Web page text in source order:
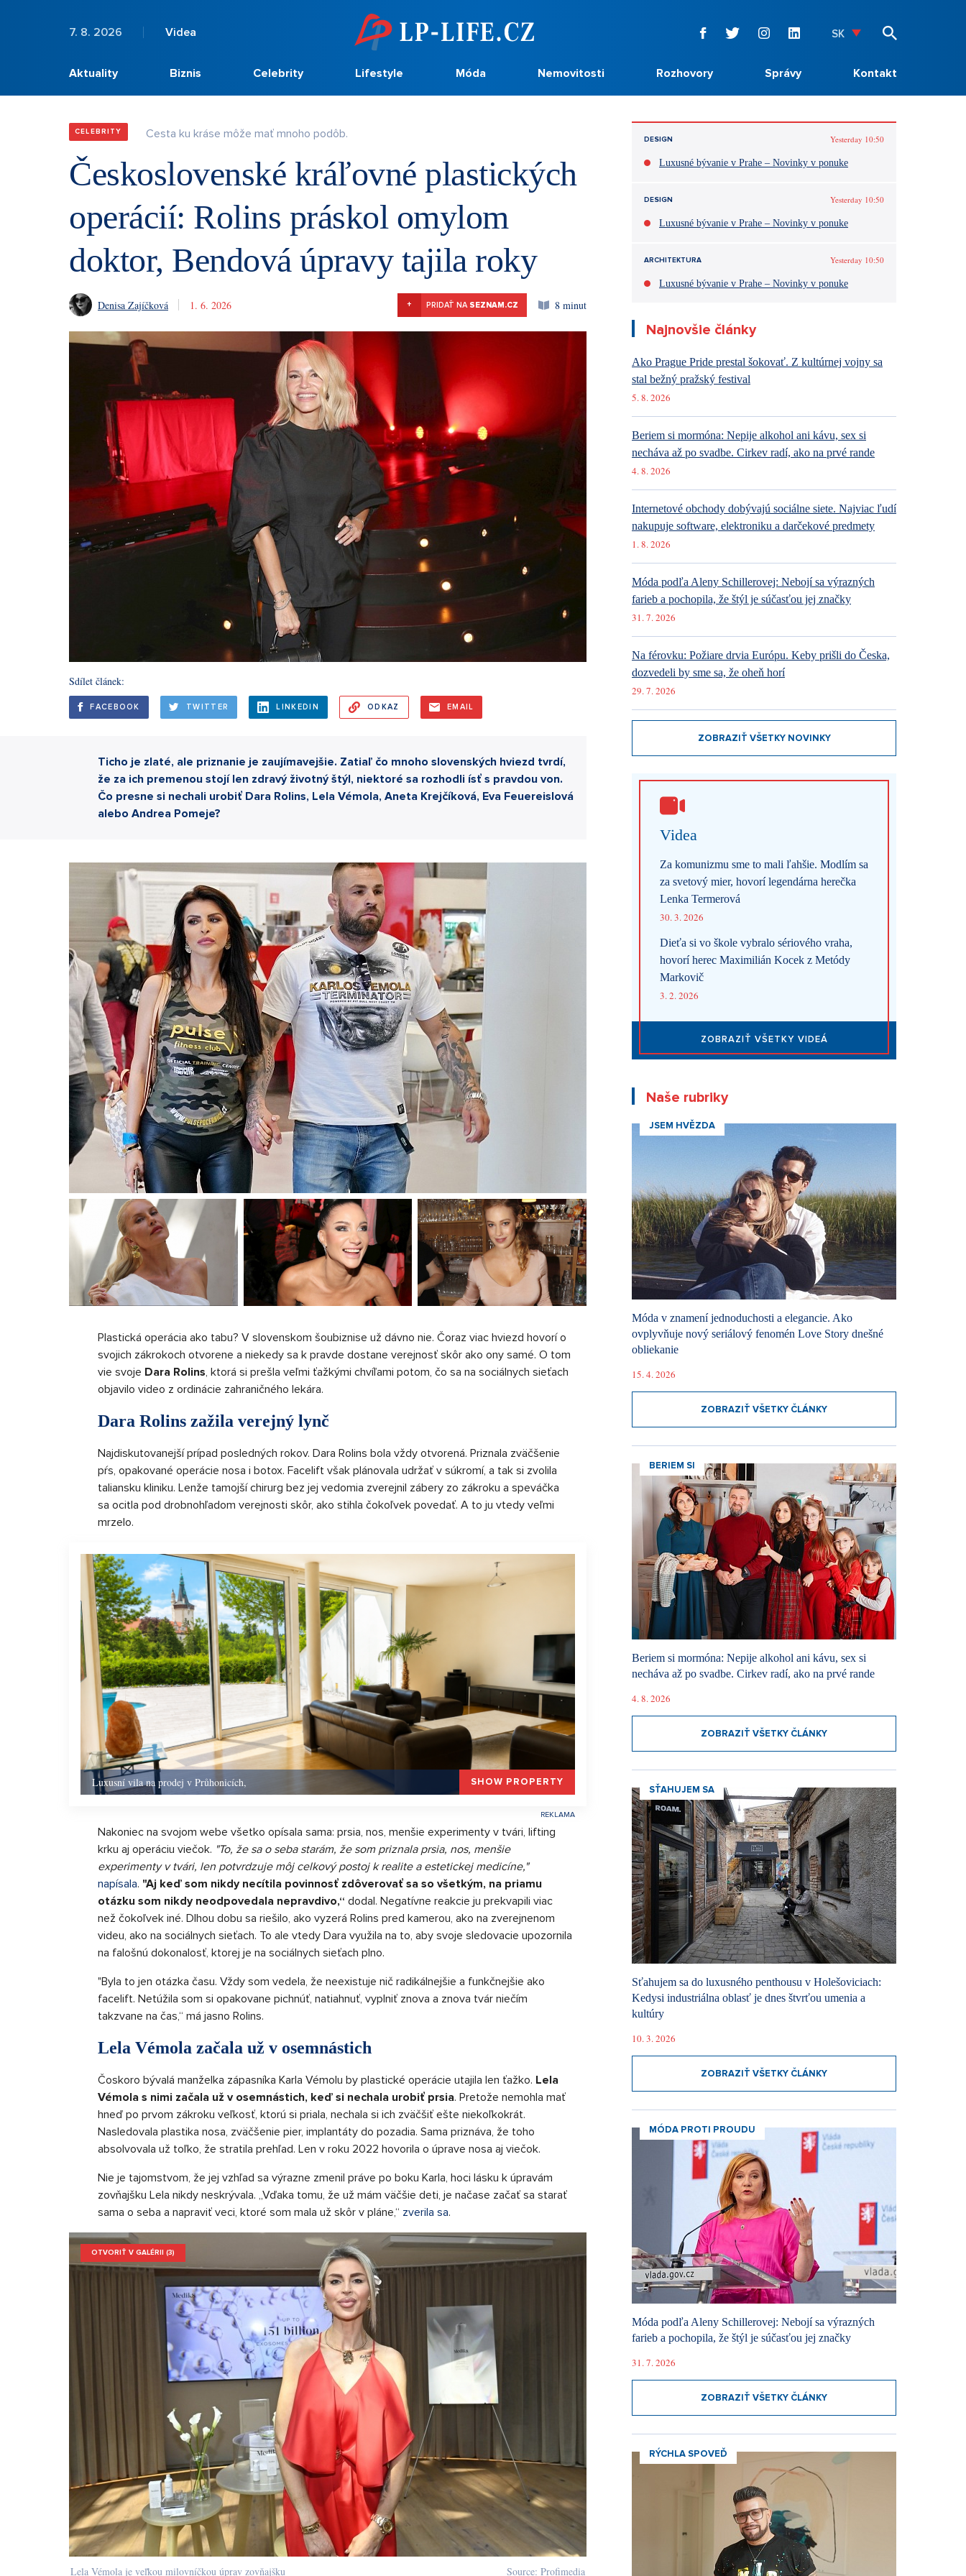
7. 8. 2026 Videa SK
Aktuality Biznis Celebrity Lifestyle Móda Nemovitosti Rozhovory Správy Kontakt
CELEBRITY Cesta ku kráse môže mať mnoho podôb.
Československé kráľovné plastických
operácií: Rolins práskol omylom
doktor, Bendová úpravy tajila roky
Denisa Zajíčková 1. 6. 2026 + PRIDAŤ NA SEZNAM.CZ 8 minut
Sdílet článek:
FACEBOOK TWITTER LINKEDIN ODKAZ EMAIL
Ticho je zlaté, ale priznanie je zaujímavejšie. Zatiaľ čo mnoho slovenských hviezd tvrdí,
že za ich premenou stojí len zdravý životný štýl, niektoré sa rozhodli ísť s pravdou von.
Čo presne si nechali urobiť Dara Rolins, Lela Vémola, Aneta Krejčíková, Eva Feuereislová
alebo Andrea Pomeje?
Plastická operácia ako tabu? V slovenskom šoubiznise už dávno nie. Čoraz viac hviezd hovorí o
svojich zákrokoch otvorene a niekedy sa k pravde dostane verejnosť skôr ako ony samé. O tom
vie svoje Dara Rolins, ktorá si prešla veľmi ťažkými chvíľami potom, čo sa na sociálnych sieťach
objavilo video z ordinácie zahraničného lekára.
Dara Rolins zažila verejný lynč
Najdiskutovanejší prípad posledných rokov. Dara Rolins bola vždy otvorená. Priznala zväčšenie
pŕs, opakované operácie nosa i botox. Facelift však plánovala udržať v súkromí, a tak si zvolila
taliansku kliniku. Lenže tamojší chirurg bez jej vedomia zverejnil zábery zo zákroku a speváčka
sa ocitla pod drobnohľadom verejnosti skôr, ako stihla čokoľvek povedať. A to ju vtedy veľmi
mrzelo.
Luxusní vila na prodej v Průhonicích, SHOW PROPERTY
Nakoniec na svojom webe všetko opísala sama: prsia, nos, menšie experimenty v tvári, lifting
krku aj operáciu viečok. "To, že sa o seba starám, že som priznala prsia, nos, menšie
experimenty v tvári, len potvrdzuje môj celkový postoj k realite a estetickej medicíne,"
napísala. "Aj keď som nikdy necítila povinnosť zdôverovať sa so všetkým, na priamu
otázku som nikdy neodpovedala nepravdivo,“ dodal. Negatívne reakcie ju prekvapili viac
než čokoľvek iné. Dlhou dobu sa riešilo, ako vyzerá Rolins pred kamerou, ako na zverejnenom
videu, ako na sociálnych sieťach. To ale vtedy Dara využila na to, aby svoje sledovacie upozornila
na falošnú dokonalosť, ktorej je na sociálnych sieťach plno.
"Byla to jen otázka času. Vždy som vedela, že neexistuje nič radikálnejšie a funkčnejšie ako
facelift. Netúžila som si opakovane pichnúť, natiahnuť, vyplniť znova a znova tvár niečím
takzvane na čas,“ má jasno Rolins.
Lela Vémola začala už v osemnástich
Čoskoro bývalá manželka zápasníka Karla Vémolu by plastické operácie utajila len ťažko. Lela
Vémola s nimi začala už v osemnástich, keď si nechala urobiť prsia. Pretože nemohla mať
hneď po prvom zákroku veľkosť, ktorú si priala, nechala si ich zväčšiť ešte niekoľkokrát.
Nasledovala plastika nosa, zväčšenie pier, implantáty do pozadia. Sama priznáva, že toho
absolvovala už toľko, že stratila prehľad. Len v roku 2022 hovorila o úprave nosa aj viečok.
Nie je tajomstvom, že jej vzhľad sa výrazne zmenil práve po boku Karla, hoci lásku k úpravám
zovňajšku Lela nikdy neskrývala. „Vďaka tomu, že už mám väčšie deti, je načase začať sa starať
sama o seba a napraviť veci, ktoré som mala už skôr v pláne,“ zverila sa.
OTVORIŤ V GALÉRII (3)
Lela Vémola je veľkou milovníčkou úprav zovňajšku Source: Profimedia
DESIGN Yesterday 10:50
Luxusné bývanie v Prahe – Novinky v ponuke
DESIGN Yesterday 10:50
Luxusné bývanie v Prahe – Novinky v ponuke
ARCHITEKTURA Yesterday 10:50
Luxusné bývanie v Prahe – Novinky v ponuke
Najnovšie články
Ako Prague Pride prestal šokovať. Z kultúrnej vojny sa
stal bežný pražský festival
5. 8. 2026
Beriem si mormóna: Nepije alkohol ani kávu, sex si
necháva až po svadbe. Cirkev radí, ako na prvé rande
4. 8. 2026
Internetové obchody dobývajú sociálne siete. Najviac ľudí
nakupuje software, elektroniku a darčekové predmety
1. 8. 2026
Móda podľa Aleny Schillerovej: Nebojí sa výrazných
farieb a pochopila, že štýl je súčasťou jej značky
31. 7. 2026
Na férovku: Požiare drvia Európu. Keby prišli do Česka,
dozvedeli by sme sa, že oheň horí
29. 7. 2026
ZOBRAZIŤ VŠETKY NOVINKY
Videa
Za komunizmu sme to mali ľahšie. Modlím sa
za svetový mier, hovorí legendárna herečka
Lenka Termerová
30. 3. 2026
Dieťa si vo škole vybralo sériového vraha,
hovorí herec Maximilián Kocek z Metódy
Markovič
3. 2. 2026
ZOBRAZIŤ VŠETKY VIDEÁ
Naše rubriky
JSEM HVĚZDA
Móda v znamení jednoduchosti a elegancie. Ako
ovplyvňuje nový seriálový fenomén Love Story dnešné
obliekanie
15. 4. 2026
ZOBRAZIŤ VŠETKY ČLÁNKY
BERIEM SI
Beriem si mormóna: Nepije alkohol ani kávu, sex si
necháva až po svadbe. Cirkev radí, ako na prvé rande
4. 8. 2026
ZOBRAZIŤ VŠETKY ČLÁNKY
SŤAHUJEM SA
Sťahujem sa do luxusného penthousu v Holešoviciach:
Kedysi industriálna oblasť je dnes štvrťou umenia a
kultúry
10. 3. 2026
ZOBRAZIŤ VŠETKY ČLÁNKY
MÓDA PROTI PROUDU
Móda podľa Aleny Schillerovej: Nebojí sa výrazných
farieb a pochopila, že štýl je súčasťou jej značky
31. 7. 2026
ZOBRAZIŤ VŠETKY ČLÁNKY
RÝCHLA SPOVEĎ